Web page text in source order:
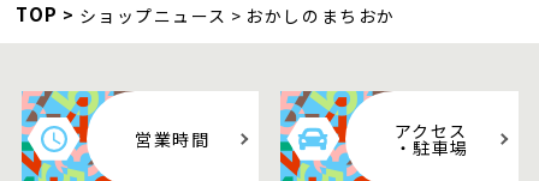
TOP ショップニュース おかしのまちおか
営業時間 アクセス
・駐車場